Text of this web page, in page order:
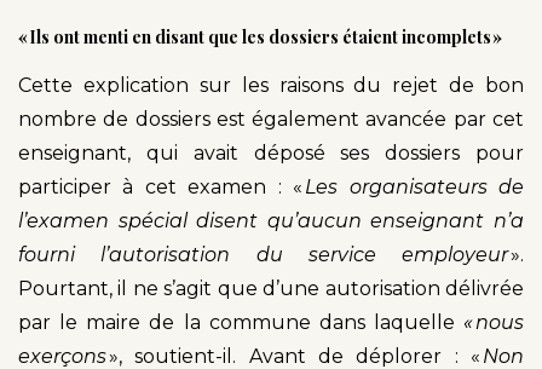
« Ils ont menti en disant que les dossiers étaient incomplets »
Cette explication sur les raisons du rejet de bon
nombre de dossiers est également avancée par cet
enseignant, qui avait déposé ses dossiers pour
participer à cet examen : « Les organisateurs de
l’examen spécial disent qu’aucun enseignant n’a
fourni l’autorisation du service employeur».
Pourtant, il ne s’agit que d’une autorisation délivrée
par le maire de la commune dans laquelle « nous
exerçons», soutient-il. Avant de déplorer : « Non